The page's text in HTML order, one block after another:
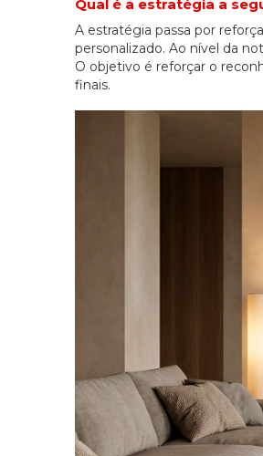
Qual é a estratégia a
A estratégia passa por
personalizado. Ao nível da
O objetivo é reforçar o
finais.